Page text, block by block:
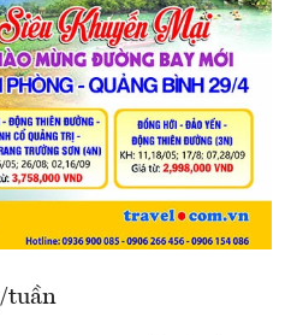
tuần